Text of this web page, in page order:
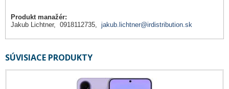
Produkt manažér:
Jakub Lichtner, 0918112735, jakub.lichtner@irdistribution.sk
SÚVISIACE PRODUKTY